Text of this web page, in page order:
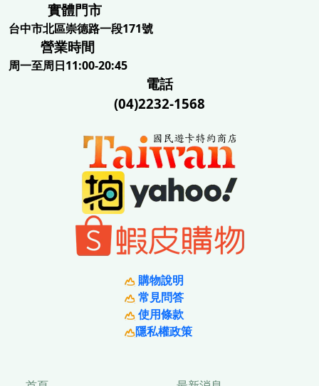
實體門市
台中市北區崇德路一段171號
營業時間
周一至周日11:00-20:45
電話
(04)2232-1568
購物說明
常見問答
使用條款
隱私權政策